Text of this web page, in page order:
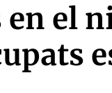
en el